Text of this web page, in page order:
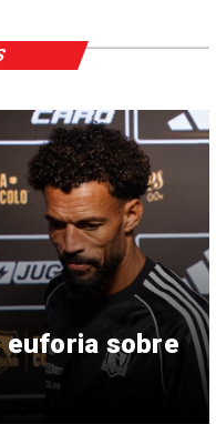
euforia sobre